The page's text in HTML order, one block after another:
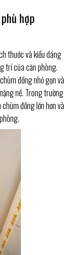
hợp
thước và kiểu dáng
trí của căn phòng.
đồng nhỏ gọn và
nề. Trong trường
đồng lớn hơn và